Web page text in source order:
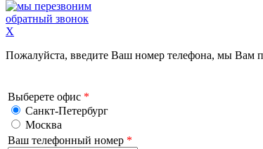
обратный звонок
X
Пожалуйста, введите Ваш номер телефона, мы Вам
Выберете офис *
Санкт-Петербург
Москва
Ваш телефонный номер *